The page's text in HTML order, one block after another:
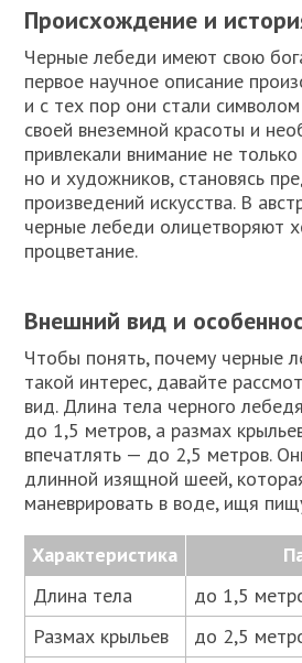
Происхождение и
Черные лебеди имеют свою
первое научное описание
и с тех пор они стали
своей внеземной красоты и
привлекали внимание не
но и художников, становясь
произведений искусства. В
черные лебеди олицетворяют
процветание.
Внешний вид и
Чтобы понять, почему черные
такой интерес, давайте
вид. Длина тела черного
до 1,5 метров, а размах
впечатлять — до 2,5 метров.
длинной изящной шеей,
маневрировать в воде, ищя
Характеристика
Длина тела
до 1,5
Размах крыльев
до 2,5